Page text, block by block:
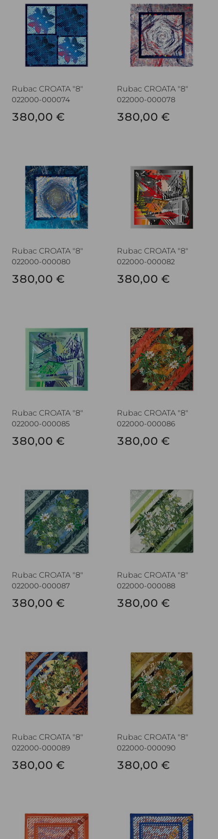
Rubac CROATA "8"
022000-000074
380,00 €
Rubac CROATA "8"
022000-000078
380,00 €
Rubac CROATA "8"
022000-000080
380,00 €
Rubac CROATA "8"
022000-000082
380,00 €
Rubac CROATA "8"
022000-000085
380,00 €
Rubac CROATA "8"
022000-000086
380,00 €
Rubac CROATA "8"
022000-000087
380,00 €
Rubac CROATA "8"
022000-000088
380,00 €
Rubac CROATA "8"
022000-000089
380,00 €
Rubac CROATA "8"
022000-000090
380,00 €